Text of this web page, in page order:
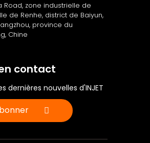
Road, zone industrielle de
de Renhe, district de Baiyun,
province du
Chine
contact
dernières nouvelles d'INJET